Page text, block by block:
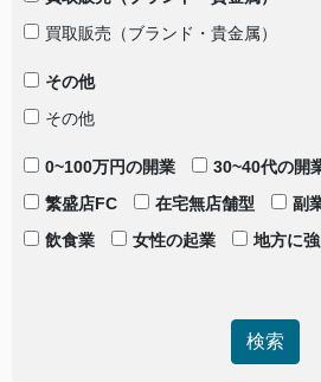
買取販売（ブランド・貴金属）
その他
その他
0~100万円の開業 30~40代の開
繁盛店FC
在宅無店舗型
副
飲食業
女性の起業 地方に